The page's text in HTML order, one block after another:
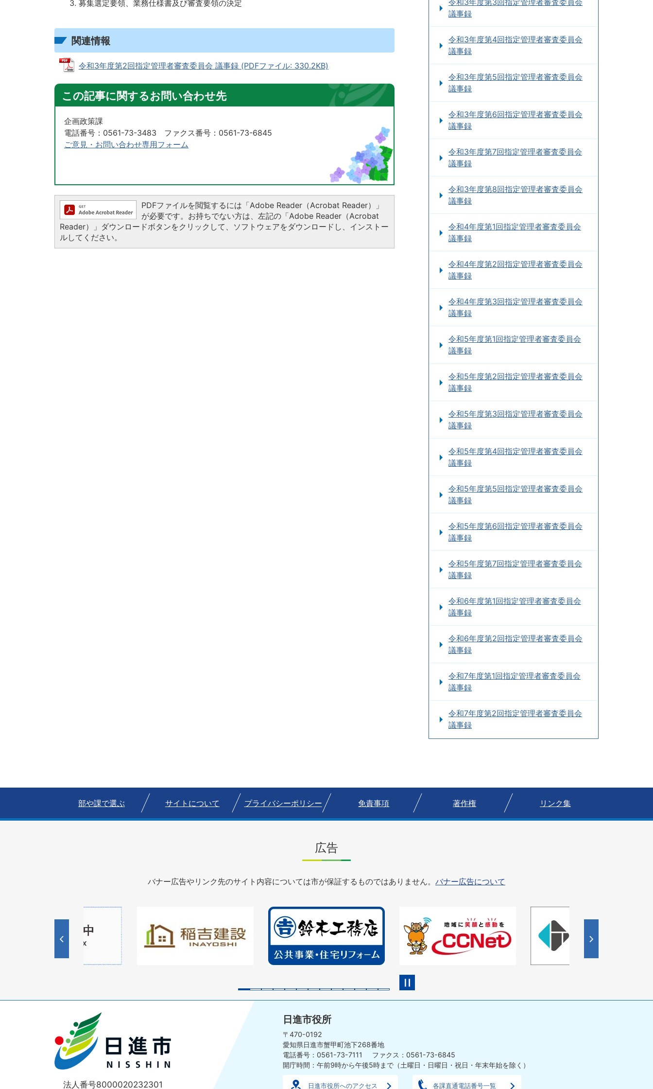
募集選定要領、業務仕様書及び審査要領の決定
関連情報
令和3年度第2回指定管理者審査委員会 議事録 (PDFファイル: 330.2KB)
この記事に関するお問い合わせ先
企画政策課
電話番号：0561-73-3483 ファクス番号：0561-73-6845
ご意見・お問い合わせ専用フォーム
PDFファイルを閲覧するには「Adobe Reader（Acrobat Reader）」
が必要です。お持ちでない方は、左記の「Adobe Reader（Acrobat
Reader）」ダウンロードボタンをクリックして、ソフトウェアをダウンロードし、インストー
ルしてください。
令和3年度第3回指定管理者審査委員会
議事録
令和3年度第4回指定管理者審査委員会
議事録
令和3年度第5回指定管理者審査委員会
議事録
令和3年度第6回指定管理者審査委員会
議事録
令和3年度第7回指定管理者審査委員会
議事録
令和3年度第8回指定管理者審査委員会
議事録
令和4年度第1回指定管理者審査委員会
議事録
令和4年度第2回指定管理者審査委員会
議事録
令和4年度第3回指定管理者審査委員会
議事録
令和5年度第1回指定管理者審査委員会
議事録
令和5年度第2回指定管理者審査委員会
議事録
令和5年度第3回指定管理者審査委員会
議事録
令和5年度第4回指定管理者審査委員会
議事録
令和5年度第5回指定管理者審査委員会
議事録
令和5年度第6回指定管理者審査委員会
議事録
令和5年度第7回指定管理者審査委員会
議事録
令和6年度第1回指定管理者審査委員会
議事録
令和6年度第2回指定管理者審査委員会
議事録
令和7年度第1回指定管理者審査委員会
議事録
令和7年度第2回指定管理者審査委員会
議事録
部や課で選ぶ サイトについて プライバシーポリシー 免責事項 著作権 リンク集
広告
バナー広告やリンク先のサイト内容については市が保証するものではありません。 バナー広告について
目
枚
目
の
ス
目
の
法人番号8000020232301
日進市役所
〒470-0192
愛知県日進市蟹甲町池下268番地
電話番号：0561-73-7111
ファクス：0561-73-6845
開庁時間：午前9時から午後5時まで （土曜日・日曜日・祝日・年末年始を除く）
日進市役所へのアクセス 各課直通電話番号一覧